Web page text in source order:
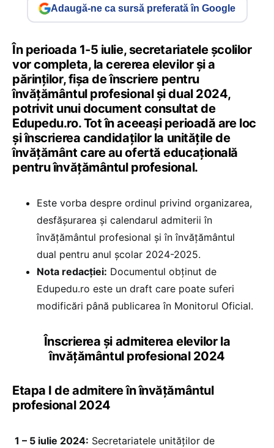
Adaugă-ne ca sursă preferată în Google
În perioada 1-5 iulie, secretariatele școlilor
vor completa, la cererea elevilor și a
părinților, fișa de înscriere pentru
învățământul profesional și dual 2024,
potrivit unui document consultat de
Edupedu.ro. Tot în aceeași perioadă are loc
și înscrierea candidaților la unitățile de
învățământ care au ofertă educațională
pentru învățământul profesional.
Este vorba despre ordinul privind organizarea,
desfăşurarea şi calendarul admiterii în
învăţământul profesional şi în învăţământul
dual pentru anul şcolar 2024-2025.
Nota redacției: Documentul obținut de
Edupedu.ro este un draft care poate suferi
modificări până publicarea în Monitorul Oficial.
Înscrierea și admiterea elevilor la
învățământul profesional 2024
Etapa I de admitere în învățământul
profesional 2024
1 – 5 iulie 2024: Secretariatele unităților de